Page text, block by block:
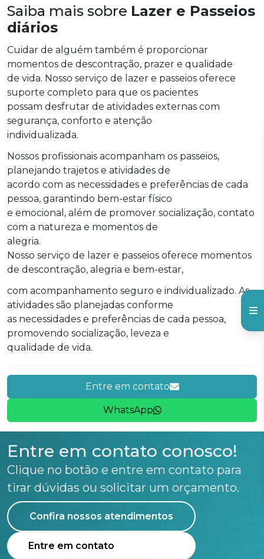
Saiba mais sobre Lazer e Passeios
diários
Cuidar de alguém também é proporcionar
momentos de descontração, prazer e qualidade
de vida. Nosso serviço de lazer e passeios oferece
suporte completo para que os pacientes
possam desfrutar de atividades externas com
segurança, conforto e atenção
individualizada.
Nossos profissionais acompanham os passeios,
planejando trajetos e atividades de
acordo com as necessidades e preferências de cada
pessoa, garantindo bem-estar físico
e emocional, além de promover socialização, contato
com a natureza e momentos de
alegria.
Nosso serviço de lazer e passeios oferece momentos
de descontração, alegria e bem-estar,
com acompanhamento seguro e individualizado. As
atividades são planejadas conforme
as necessidades e preferências de cada pessoa,
promovendo socialização, leveza e
qualidade de vida.
Entre em contato
WhatsApp
Entre em contato conosco!
Clique no botão e entre em contato para
tirar dúvidas ou solicitar um orçamento.
Confira nossos atendimentos
Entre em contato